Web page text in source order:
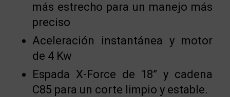
más estrecho para un manejo más
preciso
Aceleración instantánea y motor
de 4 Kw
Espada X-Force de 18” y cadena
C85 para un corte limpio y estable.